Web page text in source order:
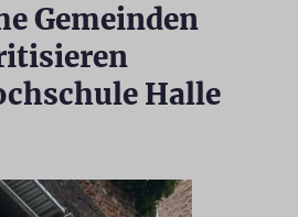
Gemeinden
Halle